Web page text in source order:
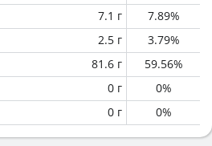
7.1 г 7.89%
2.5 г 3.79%
81.6 г 59.56%
0 г 0%
0 г 0%